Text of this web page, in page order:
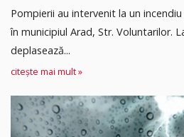
Pompierii au intervenit la un
în municipiul Arad, Str. Voluntarilor.
deplasează...
citește mai mult »